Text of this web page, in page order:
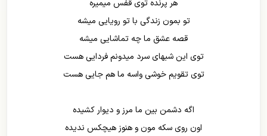
هر پرنده توی قفس میمیره
تو بمون زندگی با تو رویایی میشه
قصه عشق ما چه تماشایی میشه
توی این شبهای سرد میدونم فردایی هست
توی تقویم خوشی واسه ما هم جایی هست
اگه دشمن بین ما مرز و دیوار کشیده
اون روی سکه مون و هنوز هیچکس ندیده